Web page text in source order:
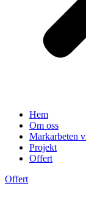
Hem
Om oss
Markarbeten
Projekt
Offert
Offert